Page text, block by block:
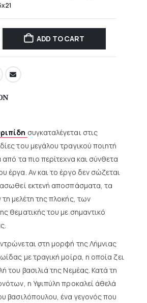
ADD TO CART
συγκαταλέγεται στις
του μεγάλου τραγικού ποιητή
από τα πιο περίτεχνα και σύνθετα
έργα. Αν και το έργο δεν σώζεται
εκτενή αποσπάσματα, τα
μελέτη της πλοκής, των
θεματικής του με σημαντικό
στη μορφή της Λήμνιας
με τραγική μοίρα, η οποία ζει
του βασιλιά της Νεμέας. Κατά τη
η Υψιπύλη προκαλεί άθελά
βασιλόπουλου, ένα γεγονός που